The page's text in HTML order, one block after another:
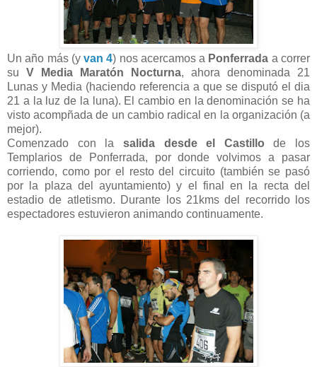
Un año más (yvan 4) nos acercamos a Ponferrada a correr
su V Media Maratón Nocturna, ahora denominada 21
Lunas y Media (haciendo referencia a que se disputó el dia
21 a la luz de la luna). El cambio en la denominación se ha
visto acompñada de un cambio radical en la organización (a
mejor).
Comenzado con la salida desde el Castillo de los
Templarios de Ponferrada, por donde volvimos a pasar
corriendo, como por el resto del circuito (también se pasó
por la plaza del ayuntamiento) y el final en la recta del
estadio de atletismo. Durante los 21kms del recorrido los
espectadores estuvieron animando continuamente.